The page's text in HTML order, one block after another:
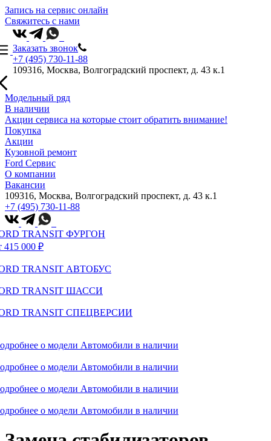
Запись на сервис онлайн
Свяжитесь с нами
Заказать звонок
+7 (495) 730-11-88
109316, Москва, Волгоградский проспект, д. 43 к.1
Модельный ряд
В наличии
Акции сервиса на которые стоит обратить внимание!
Покупка
Акции
Кузовной ремонт
Ford Сервис
О компании
Вакансии
109316, Москва, Волгоградский проспект, д. 43 к.1
+7 (495) 730-11-88
TRANSIT ФУРГОН
415 000 ₽
TRANSIT АВТОБУС
TRANSIT ШАССИ
TRANSIT СПЕЦВЕРСИИ
о модели Автомобили в наличии
о модели Автомобили в наличии
о модели Автомобили в наличии
о модели Автомобили в наличии